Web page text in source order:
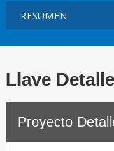
Llave
Proyecto